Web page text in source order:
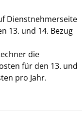
Dienstnehmerseite
13. und 14. Bezug
die
für den 13. und
pro Jahr.